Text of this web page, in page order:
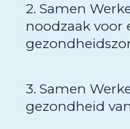
2. Samen
noodzaak voor
3. Samen
gezondheid